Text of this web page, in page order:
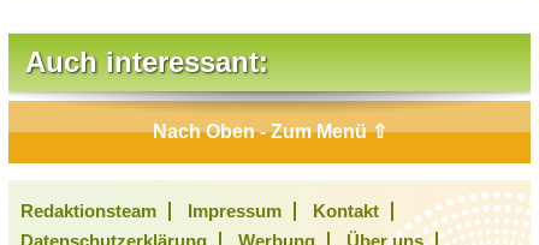
Auch interessant:
Nach Oben - Zum Menü ⇧
Redaktionsteam Impressum
Kontakt
Datenschutzerklärung
Werbung
Über uns